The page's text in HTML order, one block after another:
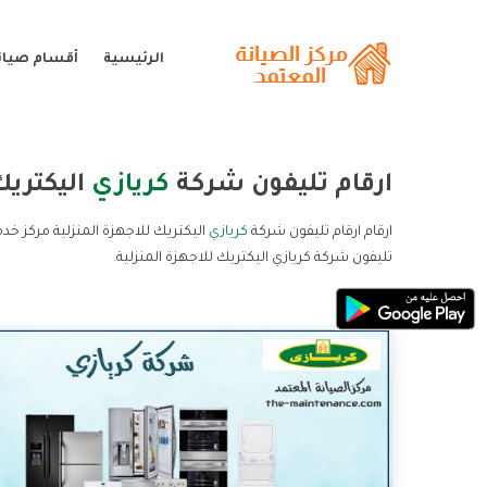
الرئيسية أقسام
ارقام تليفون شركة كريازي
ارقام ارقام تليفون شركة كريازي اليكتريك للاجهزة المنزلية مركز
تليفون شركة كريازي اليكتريك للاجهزة المنزلية.